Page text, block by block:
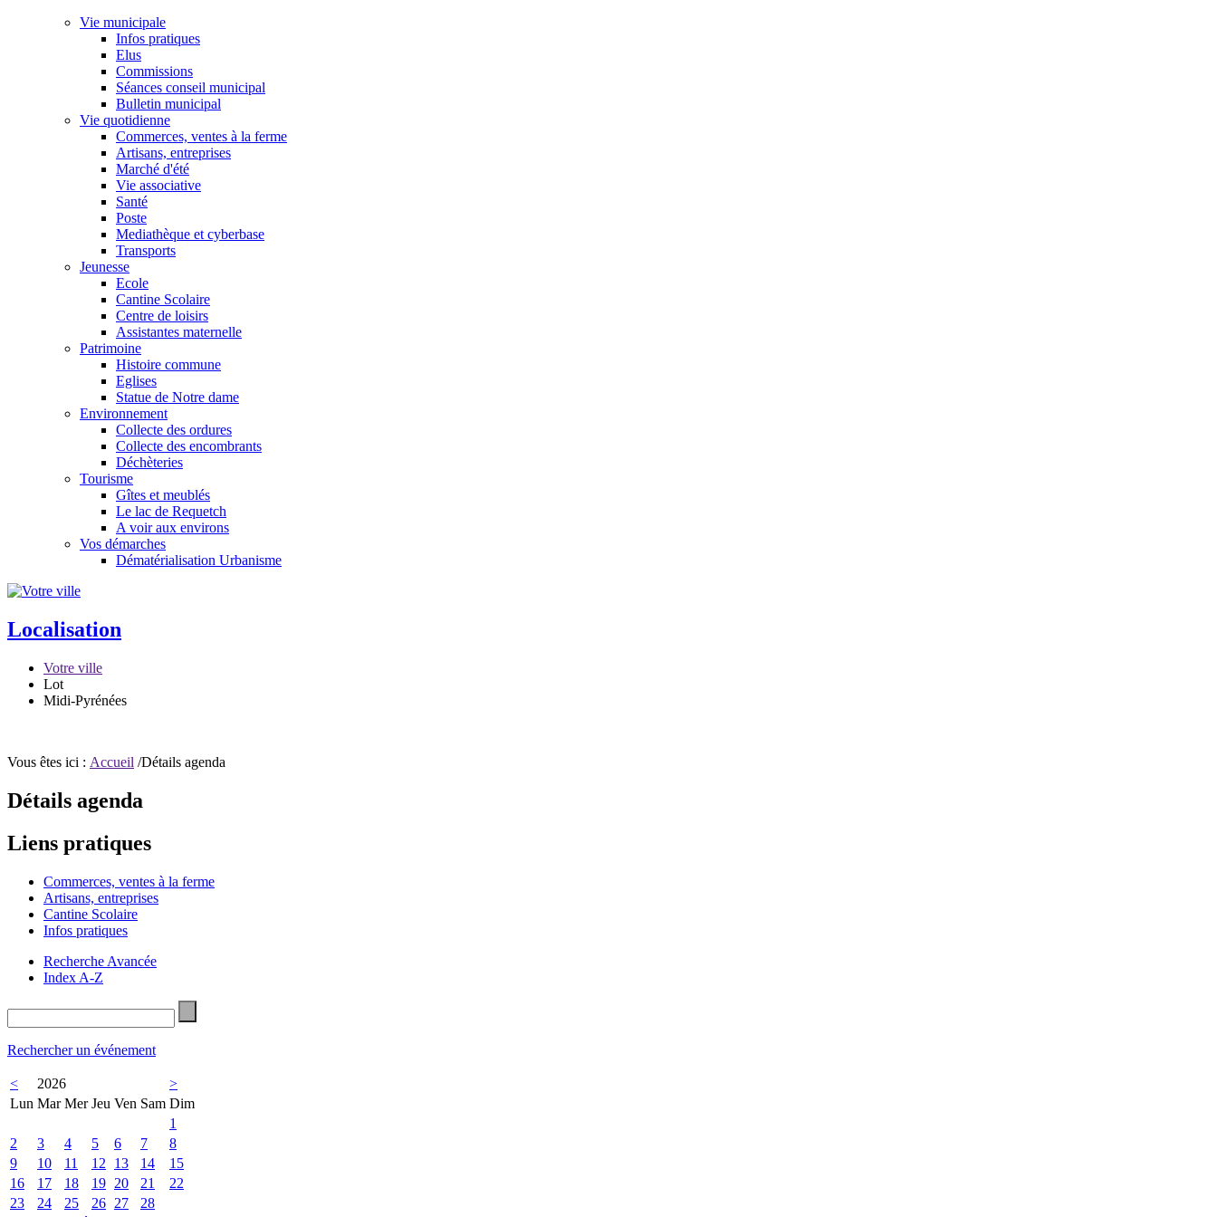
Vie municipale
Infos pratiques
Elus
Commissions
Séances conseil municipal
Bulletin municipal
Vie quotidienne
Commerces, ventes à la ferme
Artisans, entreprises
Marché d'été
Vie associative
Santé
Poste
Mediathèque et cyberbase
Transports
Jeunesse
Ecole
Cantine Scolaire
Centre de loisirs
Assistantes maternelle
Patrimoine
Histoire commune
Eglises
Statue de Notre dame
Environnement
Collecte des ordures
Collecte des encombrants
Déchèteries
Tourisme
Gîtes et meublés
Le lac de Requetch
A voir aux environs
Vos démarches
Dématérialisation Urbanisme
Localisation
Votre ville
Lot
Midi-Pyrénées
Vous êtes ici : Accueil /Détails agenda
Détails agenda
Liens pratiques
Commerces, ventes à la ferme
Artisans, entreprises
Cantine Scolaire
Infos pratiques
Recherche Avancée
Index A-Z
Rechercher un événement
< 2026
>
Lun Mar Mer Jeu Ven Sam Dim
1
2
3 4 5 6 7
8
9
10 11 12 13 14
15
16
17 18 19 20 21
22
23
24 25 26 27
28